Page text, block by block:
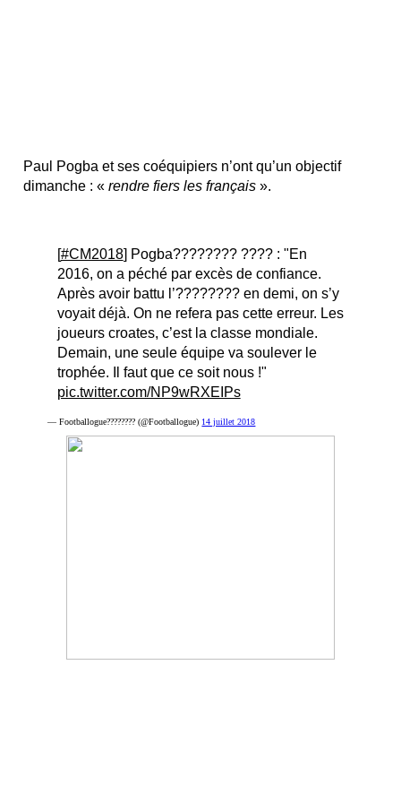
Paul Pogba et ses coéquipiers n’ont qu’un objectif
dimanche : «rendre fiers les français ».
[#CM2018] Pogba???????? ???? : "En
2016, on a péché par excès de confiance.
Après avoir battu l’???????? en demi, on s’y
voyait déjà. On ne refera pas cette erreur. Les
joueurs croates, c’est la classe mondiale.
Demain, une seule équipe va soulever le
trophée. Il faut que ce soit nous !"
pic.twitter.com/NP9wRXEIPs
— Footballogue???????? (@Footballogue) 14 juillet 2018